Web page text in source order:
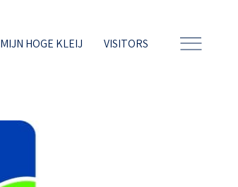
MIJN HOGE KLEIJ VISITORS